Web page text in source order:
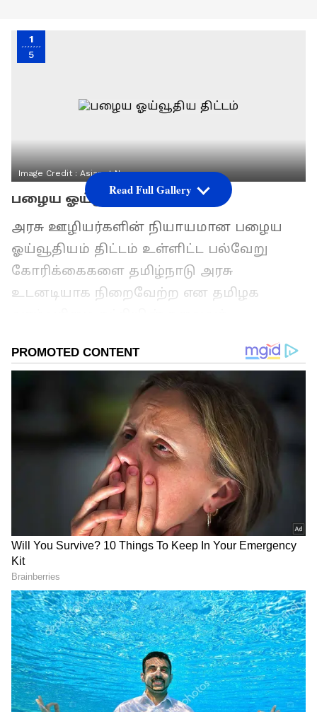
1
5
Image Credit : Asianet News
பழைய ஓய்வூதிய திட்டம்
அரசு ஊழியர்களின் நியாயமான பழைய
ஓய்வூதியம் திட்டம் உள்ளிட்ட பல்வேறு
கோரிக்கைகளை தமிழ்நாடு அரசு
உடனடியாக நிறைவேற்ற என தமிழக
வெளியிட்டுள்ளார். அதில் அரசின்
முதுகெலும்பாக திகழும் அரசு
ஊழியர்களின் கோரிக்கைகளை எவ்வித
நிபந்தனையும் இன்றி நிறைவேற்றினால்,
அரசு இயந்திரம் சரியான திசையில்
இயங்கும். எனவே, பழைய ஓய்வூதிய
திட்டத்தை அமல்படுத்த வேண்டும், அரசு
அலுவலகங்களில் காலிப்பணியிடங்களை
நிரப்ப வேண்டும், காலமுறை ஊதியம்
வழங்க வேண்டும் உள்ளிட்ட முக்கிய
கோரிக்கைகளை தமிழக அரசு உடனடியாக
நிறைவேற்ற வேண்டும் என
வலியுறுத்துகிறேன்.
ஏசியாநெட் தமிழ்-ஐ உங்கள் முதன்மைத்
தேர்வாக்குங்கள்
Read Full Gallery